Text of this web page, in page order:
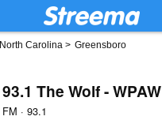
North Carolina > Greensboro
93.1 The Wolf - WPAW
FM · 93.1